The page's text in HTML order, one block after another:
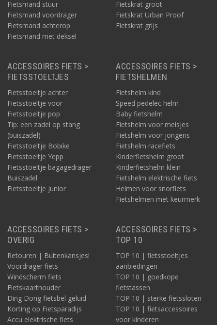
Fietsmand stuur
Fietsmand voordrager
Fietsmand achterop
Fietsmand met deksel
Fietskrat groot
Fietskrat Urban Proof
Fietskrat grijs
ACCESSOIRES FIETS >
FIETSSTOELTJES
Fietsstoeltje achter
Fietsstoeltje voor
Fietsstoeltje pop
Tip: een zadel op stang
(buiszadel)
Fietsstoeltje Bobike
Fietsstoeltje Yepp
Fietsstoeltje bagagedrager
Buiszadel
Fietsstoeltje junior
ACCESSOIRES FIETS >
FIETSHELMEN
Fietshelm kind
Speed pedelec helm
Baby fietshelm
Fietshelm voor meisjes
Fietshelm voor jongens
Fietshelm racefiets
Kinderfietshelm groot
Kinderfietshelm klein
Fietshelm elektrische fiets
Helmen voor snorfiets
Fietshelmen met keurmerk
ACCESSOIRES FIETS >
OVERIG
Retouren | Buitenkansjes!
Voordrager fiets
Windscherm fiets
Fietskaarthouder
Ding Dong fietsbel geluid
Korting op Fietsparadijs
Accu elektrische fiets
ACCESSOIRES FIETS >
TOP 10
TOP 10 | fietsstoeltjes
aanbiedingen
TOP 10 | goedkope
fietstassen
TOP 10 | sterke fietssloten
TOP 10 | fietsaccessoires
voor kinderen